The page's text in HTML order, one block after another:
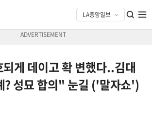
게 데이고 확 변했다..김대
? 성묘 합의" 눈길 ('말자쇼')